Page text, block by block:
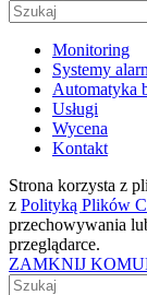
Monitoring
Systemy
Automatyka
Usługi
Wycena
Kontakt
Strona korzysta z
z Polityką Plików
przechowywania
przeglądarce.
ZAMKNIJ